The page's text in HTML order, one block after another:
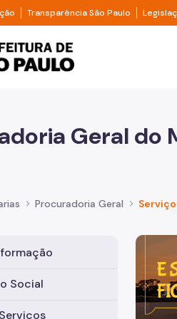
Divisor de acesso à informação
Transparência São Paulo Divisor
de São
Geral do
Procuradoria Geral
Social